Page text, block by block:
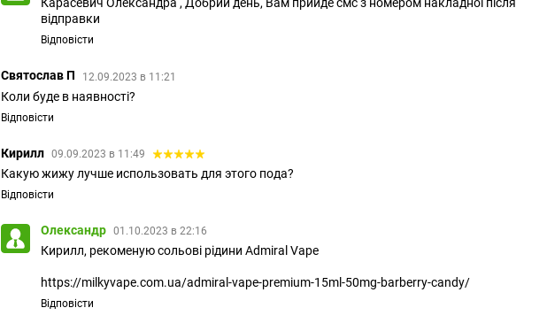
Карасевич Олександра , Добрий день, Вам прийде смс з номером накладної після
відправки
Відповісти
Святослав П 12.09.2023 в 11:21
Коли буде в наявності?
Відповісти
Кирилл 09.09.2023 в 11:49
Какую жижу лучше использовать для этого пода?
Відповісти
Олександр 01.10.2023 в 22:16
Кирилл, рекоменую сольові рідини Admiral Vape
https://milkyvape.com.ua/admiral-vape-premium-15ml-50mg-barberry-candy/
Відповісти